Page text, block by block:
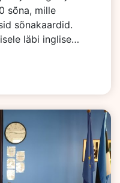
sõna, mille
sõnakaardid.
läbi inglise…